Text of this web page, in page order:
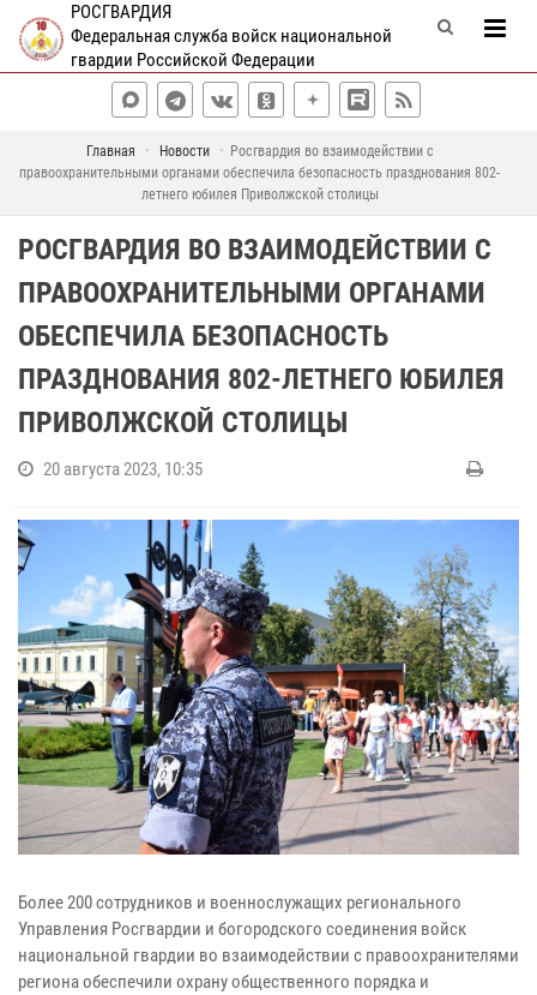
РОСГВАРДИЯ
Федеральная служба войск национальной
гвардии Российской Федерации
Главная Новости
Росгвардия во взаимодействии с
правоохранительными органами обеспечила безопасность празднования 802-
летнего юбилея Приволжской столицы
РОСГВАРДИЯ ВО ВЗАИМОДЕЙСТВИИ С
ПРАВООХРАНИТЕЛЬНЫМИ ОРГАНАМИ
ОБЕСПЕЧИЛА БЕЗОПАСНОСТЬ
ПРАЗДНОВАНИЯ 802-ЛЕТНЕГО ЮБИЛЕЯ
ПРИВОЛЖСКОЙ СТОЛИЦЫ
20 августа 2023, 10:35
Более 200 сотрудников и военнослужащих регионального
Управления Росгвардии и богородского соединения войск
национальной гвардии во взаимодействии с правоохранителями
региона обеспечили охрану общественного порядка и